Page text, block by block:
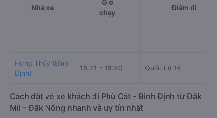
Nhà xe
Giờ
chạy
Điểm đi
Hưng Thủy (Bình
Định)
15:31 - 18:50 Quốc Lộ 14
Cách đặt vé xe khách đi Phù Cát - Bình Định từ Đăk
Mil - Đắk Nông nhanh và uy tín nhất